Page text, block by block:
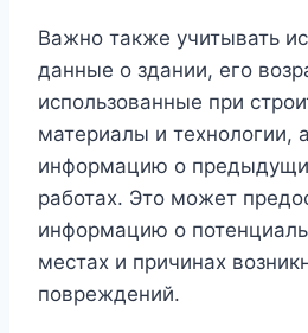
Важно также учитывать
данные о здании, его
использованные при
материалы и технологии,
информацию о
работах. Это может
информацию о
местах и причинах
повреждений.